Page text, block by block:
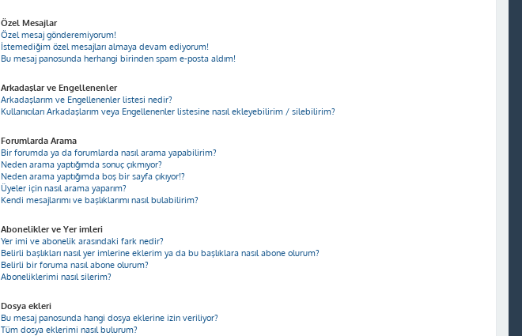
Özel Mesajlar
Özel mesaj gönderemiyorum!
İstemediğim özel mesajları almaya devam ediyorum!
Bu mesaj panosunda herhangi birinden spam e-posta aldım!
Arkadaşlar ve Engellenenler
Arkadaşlarım ve Engellenenler listesi nedir?
Kullanıcıları Arkadaşlarım veya Engellenenler listesine nasıl ekleyebilirim / silebilirim?
Forumlarda Arama
Bir forumda ya da forumlarda nasıl arama yapabilirim?
Neden arama yaptığımda sonuç çıkmıyor?
Neden arama yaptığımda boş bir sayfa çıkıyor!?
Üyeler için nasıl arama yaparım?
Kendi mesajlarımı ve başlıklarımı nasıl bulabilirim?
Abonelikler ve Yer imleri
Yer imi ve abonelik arasındaki fark nedir?
Belirli başlıkları nasıl yer imlerine eklerim ya da bu başlıklara nasıl abone olurum?
Belirli bir foruma nasıl abone olurum?
Aboneliklerimi nasıl silerim?
Dosya ekleri
Bu mesaj panosunda hangi dosya eklerine izin veriliyor?
Tüm dosya eklerimi nasıl bulurum?